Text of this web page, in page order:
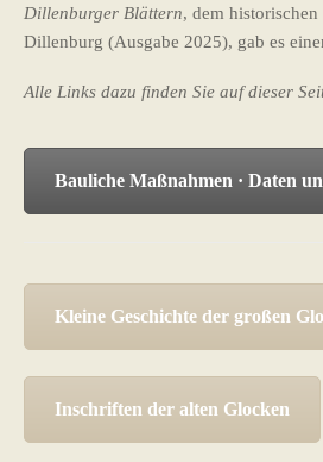
Dillenburger Blättern, dem
Dillenburg (Ausgabe 2025), gab es
Alle Links dazu finden Sie auf dieser
Bauliche Maßnahmen · Daten
Kleine Geschichte der großen
Inschriften der alten Glocken